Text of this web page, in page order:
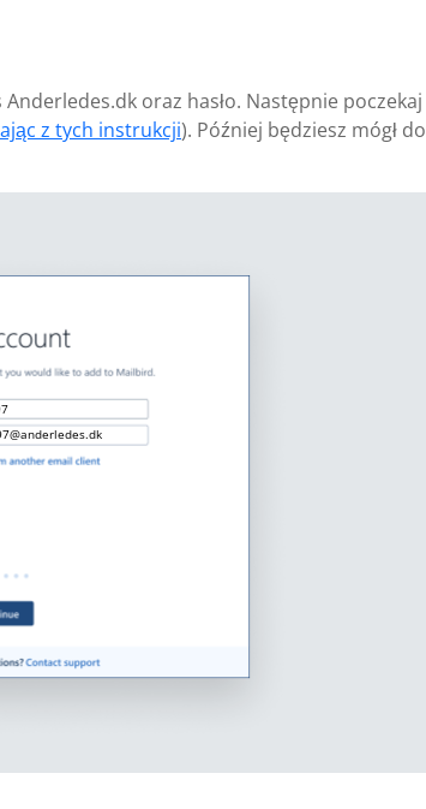
oraz hasło. Następnie poczekaj
z tych instrukcji). Później będziesz mógł